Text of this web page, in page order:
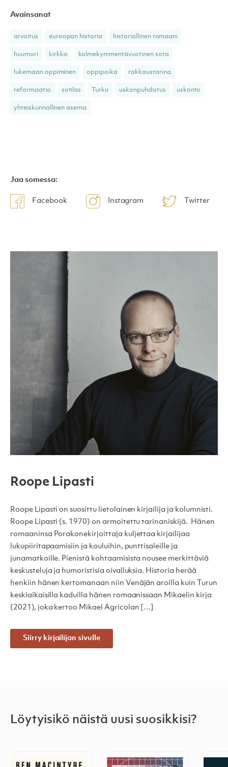
Jaa somessa:
Facebook Instagram Twitter
Avainsanat
arvoitus euroopan historia historiallinen romaani
huumori kirkko kolmekymmentävuotinen sota
lukemaan oppiminen oppipoika rakkaustarina
reformaatio sotilas Turku uskonpuhdistus uskonto
yhteiskunnallinen asema
Roope Lipasti
Roope Lipasti on suosittu lietolainen kirjailija ja kolumnisti.
Roope Lipasti (s. 1970) on armoitettu tarinaniskijä. Hänen
romaaninsa Porakonekirjoittaja kuljettaa kirjailijaa
lukupiiritapaamisiin ja kouluihin, punttisaleille ja
junamatkoille. Pienistä kohtaamisista nousee merkittäviä
keskusteluja ja humoristisia oivalluksia. Historia herää
henkiin hänen kertomanaan niin Venäjän aroilla kuin Turun
keskiaikaisilla kaduilla hänen romaanissaan Mikaelin kirja
(2021), joka kertoo Mikael Agricolan […]
Siirry kirjailijan sivulle
Löytyisikö näistä uusi suosikkisi?
Kova joukko Suomalaisten kylmä sota